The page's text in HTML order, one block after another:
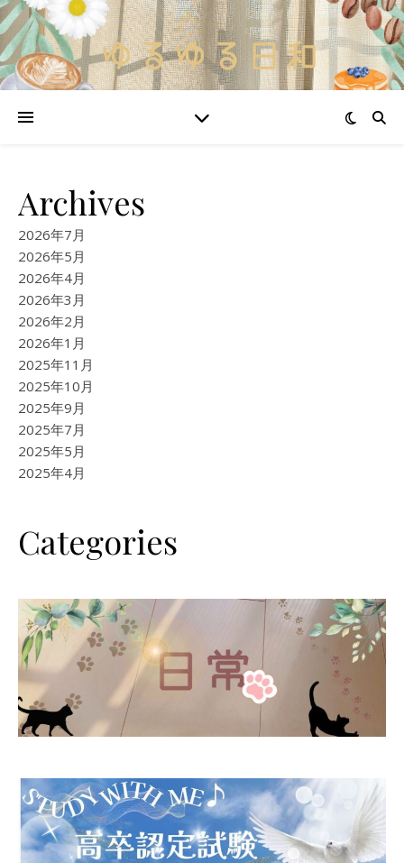
Archives
2026年7月
2026年5月
2026年4月
2026年3月
2026年2月
2026年1月
2025年11月
2025年10月
2025年9月
2025年7月
2025年5月
2025年4月
Categories